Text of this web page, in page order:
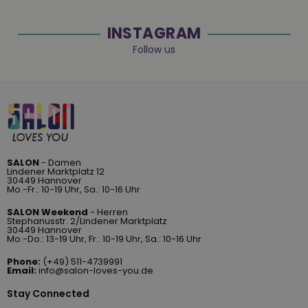
INSTAGRAM
Follow us
SALON- Damen
Lindener Marktplatz 12
30449 Hannover
Mo.-Fr.: 10-19 Uhr, Sa.: 10-16 Uhr
SALON Weekend - Herren
Stephanusstr. 2/Lindener Marktplatz
30449 Hannover
Mo.-Do.: 13-19 Uhr, Fr.: 10-19 Uhr, Sa.: 10-16 Uhr
Phone: (+49) 511-4739991
Email: info@salon-loves-you.de
Stay Connected